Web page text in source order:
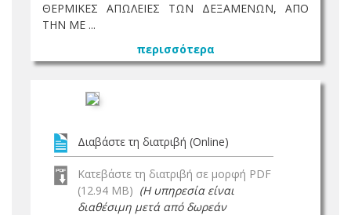
ΘΕΡΜΙΚΕΣ ΑΠΩΛΕΙΕΣ ΤΩΝ ΔΕΞΑΜΕΝΩΝ, ΑΠΟ
ΤΗΝ ΜΕ ...
περισσότερα
Διαβάστε τη διατριβή (Online)
Κατεβάστε τη διατριβή σε μορφή PDF
(12.94 MB) (Η υπηρεσία είναι
διαθέσιμη μετά από δωρεάν